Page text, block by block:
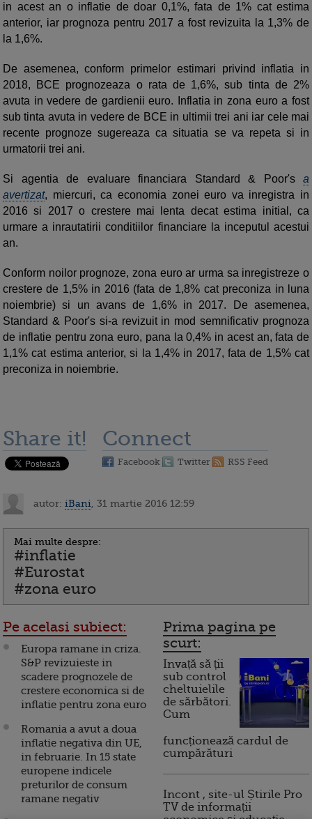
in acest an o inflatie de doar 0,1%, fata de 1% cat estima
anterior, iar prognoza pentru 2017 a fost revizuita la 1,3% de
la 1,6%.
De asemenea, conform primelor estimari privind inflatia in
2018, BCE prognozeaza o rata de 1,6%, sub tinta de 2%
avuta in vedere de gardienii euro. Inflatia in zona euro a fost
sub tinta avuta in vedere de BCE in ultimii trei ani iar cele mai
recente prognoze sugereaza ca situatia se va repeta si in
urmatorii trei ani.
Si agentia de evaluare financiara Standard & Poor's a
avertizat, miercuri, ca economia zonei euro va inregistra in
2016 si 2017 o crestere mai lenta decat estima initial, ca
urmare a inrautatirii conditiilor financiare la inceputul acestui
an.
Conform noilor prognoze, zona euro ar urma sa inregistreze o
crestere de 1,5% in 2016 (fata de 1,8% cat preconiza in luna
noiembrie) si un avans de 1,6% in 2017. De asemenea,
Standard & Poor's si-a revizuit in mod semnificativ prognoza
de inflatie pentru zona euro, pana la 0,4% in acest an, fata de
1,1% cat estima anterior, si la 1,4% in 2017, fata de 1,5% cat
preconiza in noiembrie.
Share it! Connect
Facebook Twitter RSS Feed
autor: iBani , 31 martie 2016 12:59
Mai multe despre:
#inflatie
#Eurostat
#zona euro
Pe acelasi subiect:
Europa ramane in criza.
S&P revizuieste in
scadere prognozele de
crestere economica si de
inflatie pentru zona euro
Romania a avut a doua
inflatie negativa din UE,
in februarie. In 15 state
europene indicele
preturilor de consum
ramane negativ
Prima pagina pe
scurt:
Invață să ții
sub control
cheltuielile
de sărbători.
Cum
funcționează cardul de
cumpărături
Incont , site-ul Știrile Pro
TV de informații